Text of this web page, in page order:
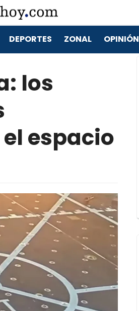
DEPORTES ZONAL OPINIÓN
los
espacio